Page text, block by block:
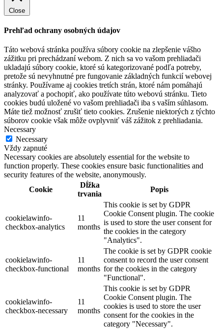
Close
Prehľad ochrany osobných údajov
Táto webová stránka používa súbory cookie na zlepšenie vášho
zážitku pri prechádzaní webom. Z nich sa vo vašom prehliadači
ukladajú súbory cookie, ktoré sú kategorizované podľa potreby,
pretože sú nevyhnutné pre fungovanie základných funkcií webovej
stránky. Používame aj cookies tretích strán, ktoré nám pomáhajú
analyzovať a pochopiť, ako používate túto webovú stránku. Tieto
cookies budú uložené vo vašom prehliadači iba s vaším súhlasom.
Máte tiež možnosť zrušiť tieto cookies. Zrušenie niektorých z týchto
súborov cookie však môže ovplyvniť váš zážitok z prehliadania.
Necessary
Necessary
Vždy zapnuté
Necessary cookies are absolutely essential for the website to
function properly. These cookies ensure basic functionalities and
security features of the website, anonymously.
Cookie
Dĺžka
trvania
Popis
cookielawinfo-
checkbox-analytics
11
months
This cookie is set by GDPR
Cookie Consent plugin. The cookie
is used to store the user consent for
the cookies in the category
"Analytics".
cookielawinfo-
checkbox-functional
11
months
The cookie is set by GDPR cookie
consent to record the user consent
for the cookies in the category
"Functional".
cookielawinfo-
checkbox-necessary
11
months
This cookie is set by GDPR
Cookie Consent plugin. The
cookies is used to store the user
consent for the cookies in the
category "Necessary".